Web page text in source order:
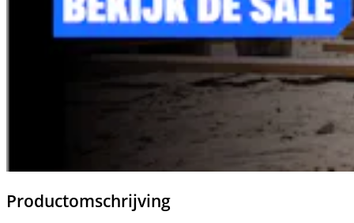
Productomschrijving